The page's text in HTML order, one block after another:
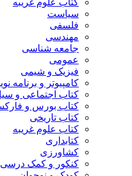
سیاست
فلسفی
مهندسی
جامعه شناسی
عمومی
فیزیک و شیمی
کامپیوتر و برنامه نویسی
کتاب اجتماعی و سیاسی
کتاب بورس و فارکس
کتاب تاریخی
کتاب علوم غریبه
کتابداری
کشاورزی
کنکور و کمک‌ درسی